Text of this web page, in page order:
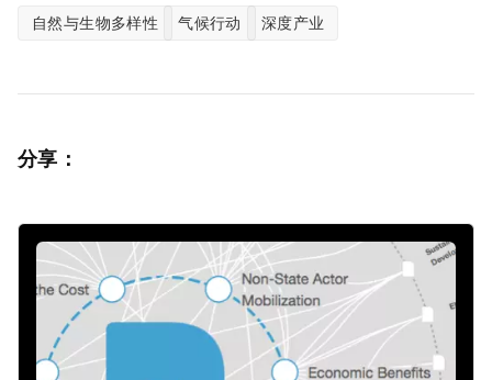
自然与生物多样性 气候行动 深度产业
分享：